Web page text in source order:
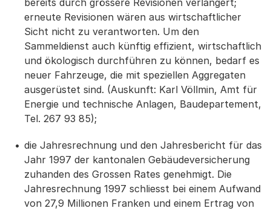
bereits durch grössere Revisionen verlängert;
erneute Revisionen wären aus wirtschaftlicher
Sicht nicht zu verantworten. Um den
Sammeldienst auch künftig effizient, wirtschaftlich
und ökologisch durchführen zu können, bedarf es
neuer Fahrzeuge, die mit speziellen Aggregaten
ausgerüstet sind. (Auskunft: Karl Völlmin, Amt für
Energie und technische Anlagen, Baudepartement,
Tel. 267 93 85);
die Jahresrechnung und den Jahresbericht für das
Jahr 1997 der kantonalen Gebäudeversicherung
zuhanden des Grossen Rates genehmigt. Die
Jahresrechnung 1997 schliesst bei einem Aufwand
von 27,9 Millionen Franken und einem Ertrag von